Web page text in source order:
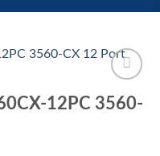
İstek
listesine
12PC 3560-